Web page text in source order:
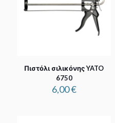
Πιστόλι σιλικόνης YATO
6750
6,00€